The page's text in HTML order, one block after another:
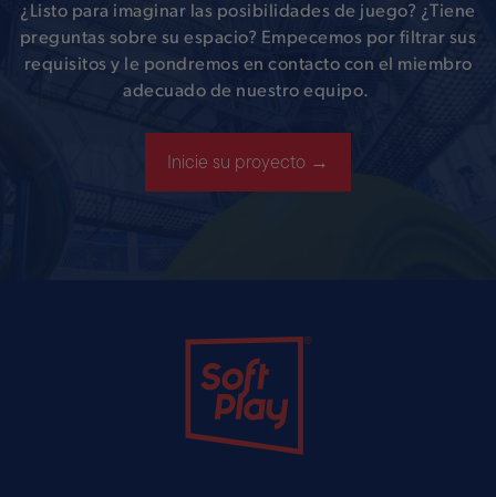
¿Listo para imaginar las posibilidades de juego? ¿Tiene
preguntas sobre su espacio? Empecemos por filtrar sus
requisitos y le pondremos en contacto con el miembro
adecuado de nuestro equipo.
Inicie su proyecto →
Soft Play